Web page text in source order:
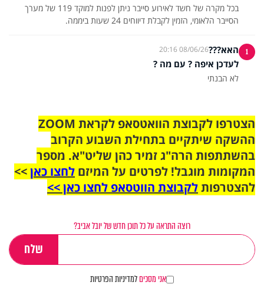
בכל מקרה של חשד לאירוע סייבר ניתן לפנות למוקד 119 של מערך
הסייבר הלאומי, הזמין לקבלת דיווחים 24 שעות ביממה.
1 האא???08/06/26 20:16
לעדכן איפה ? עם מה ?
לא הבנתי
הצטרפו לקבוצת הוואטסאפ לקראת ZOOM
ההשקה שיתקיים בתחילת השבוע הקרוב
בהשתתפות הרה"ג זמיר כהן שליט"א. מספר
המקומות מוגבל! לפרטים על המיזם לחצו כאן>>
להצטרפותלקבוצת הווטסאפ לחצו כאן >>
רוצה התראה על כל תוכן חדש של יובל אביב?
אני מסכיםלמדיניות הפרטיות